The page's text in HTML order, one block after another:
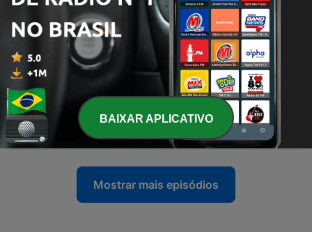
5 - Macht im Job: "Wichtig ist, alle zu hören"
06 dez. 2018
4 - Was ich beim Tanzen über die Macht der Sprache
lernte
29 nov. 2018
3 - Wie ich versuchte, Geld nicht mehr zu hassen
22 nov. 2018
Mostrar mais episódios
BAIXAR APLICATIVO